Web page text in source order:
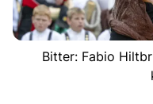
Bitter: Fabio